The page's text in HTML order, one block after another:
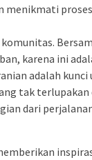
menikmati
karena ini
adalah
tak
dari